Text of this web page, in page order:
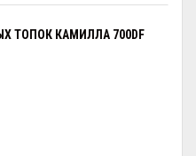
ТОПОК КАМИЛЛА 700DF